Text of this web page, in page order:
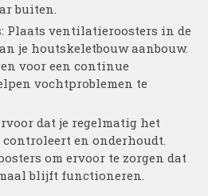
buiten.
Plaats ventilatieroosters in de
je houtskeletbouw aanbouw.
voor een continue
vochtproblemen te
dat je regelmatig het
en onderhoudt.
om ervoor te zorgen dat
blijft functioneren.